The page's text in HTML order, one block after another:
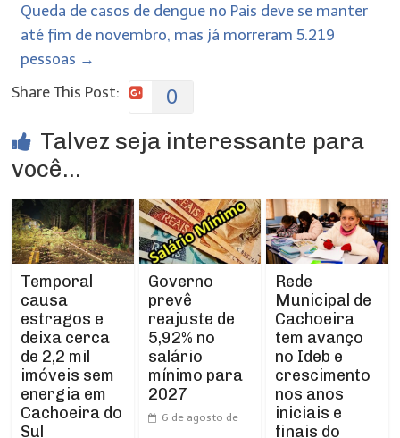
Queda de casos de dengue no Pais deve se manter
até fim de novembro, mas já morreram 5.219
pessoas →
Share This Post:
0
Talvez seja interessante para
você...
Temporal
causa
estragos e
deixa cerca
de 2,2 mil
imóveis sem
energia em
Cachoeira do
Sul
Governo
prevê
reajuste de
5,92% no
salário
mínimo para
2027
6 de agosto de
Rede
Municipal de
Cachoeira
tem avanço
no Ideb e
crescimento
nos anos
iniciais e
finais do